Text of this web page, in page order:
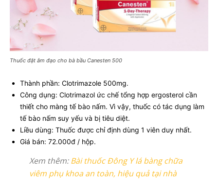
Thuốc đặt âm đạo cho bà bầu Canesten 500
Thành phần: Clotrimazole 500mg.
Công dụng: Clotrimazol ức chế tổng hợp ergosterol cần
thiết cho màng tế bào nấm. Vì vậy, thuốc có tác dụng làm
tế bào nấm suy yếu và bị tiêu diệt.
Liều dùng: Thuốc được chỉ định dùng 1 viên duy nhất.
Giá bán: 72.000đ / hộp.
Xem thêm:Bài thuốc Đông Y lá bàng chữa
viêm phụ khoa an toàn, hiệu quả tại nhà